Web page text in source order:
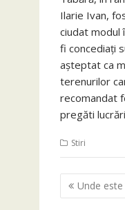
Ilarie Ivan,
ciudat modul
fi concediați
așteptat ca
terenurilor
recomandat
pregăti
Stiri
Navigare
în
Unde